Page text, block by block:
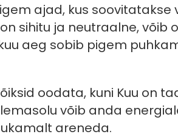
ajad, kus soovitatakse
sihitu ja neutraalne, võib
aeg sobib pigem
oodata, kuni Kuu on
võib anda
areneda.